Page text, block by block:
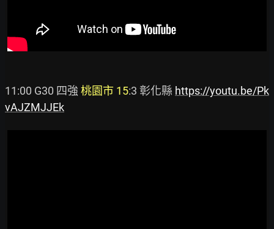
11:00 G30 四強 桃園市 15:3 彰化縣 https://youtu.be/Pk
vAJZMJJEk